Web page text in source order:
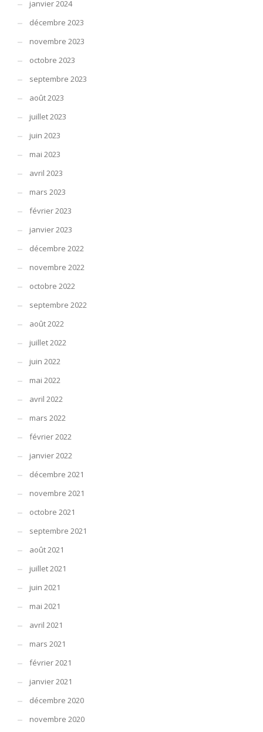
janvier 2024
décembre 2023
novembre 2023
octobre 2023
septembre 2023
août 2023
juillet 2023
juin 2023
mai 2023
avril 2023
mars 2023
février 2023
janvier 2023
décembre 2022
novembre 2022
octobre 2022
septembre 2022
août 2022
juillet 2022
juin 2022
mai 2022
avril 2022
mars 2022
février 2022
janvier 2022
décembre 2021
novembre 2021
octobre 2021
septembre 2021
août 2021
juillet 2021
juin 2021
mai 2021
avril 2021
mars 2021
février 2021
janvier 2021
décembre 2020
novembre 2020